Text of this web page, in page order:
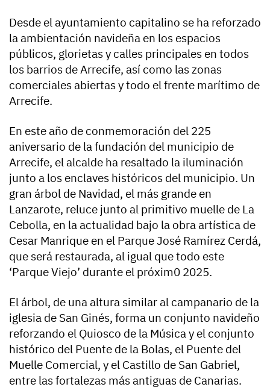
Desde el ayuntamiento capitalino se ha reforzado
la ambientación navideña en los espacios
públicos, glorietas y calles principales en todos
los barrios de Arrecife, así como las zonas
comerciales abiertas y todo el frente marítimo de
Arrecife.
En este año de conmemoración del 225
aniversario de la fundación del municipio de
Arrecife, el alcalde ha resaltado la iluminación
junto a los enclaves históricos del municipio. Un
gran árbol de Navidad, el más grande en
Lanzarote, reluce junto al primitivo muelle de La
Cebolla, en la actualidad bajo la obra artística de
Cesar Manrique en el Parque José Ramírez Cerdá,
que será restaurada, al igual que todo este
‘Parque Viejo’ durante el próxim0 2025.
El árbol, de una altura similar al campanario de la
iglesia de San Ginés, forma un conjunto navideño
reforzando el Quiosco de la Música y el conjunto
histórico del Puente de la Bolas, el Puente del
Muelle Comercial, y el Castillo de San Gabriel,
entre las fortalezas más antiguas de Canarias.